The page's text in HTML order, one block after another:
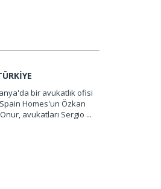
bir avukatlık ofisi
Spain Homes'un Özkan
avukatları Sergio ...